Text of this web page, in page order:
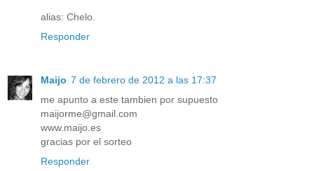
alias: Chelo.
Responder
Maijo 7 de febrero de 2012 a las 17:37
me apunto a este tambien por supuesto
maijorme@gmail.com
www.maijo.es
gracias por el sorteo
Responder